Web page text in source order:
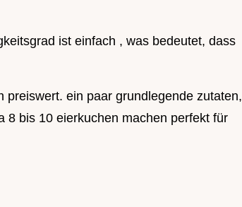
ist einfach , was bedeutet, dass
ein paar grundlegende zutaten,
8 bis 10 eierkuchen machen perfekt für